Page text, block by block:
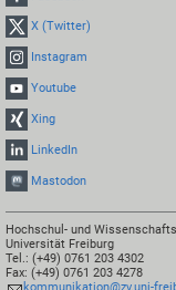
X (Twitter)
Instagram
Youtube
Xing
LinkedIn
Mastodon
Hochschul- und
Universität Freiburg
Tel.: (+49) 0761 203 4302
Fax: (+49) 0761 203 4278
kommunikation@zv.uni-